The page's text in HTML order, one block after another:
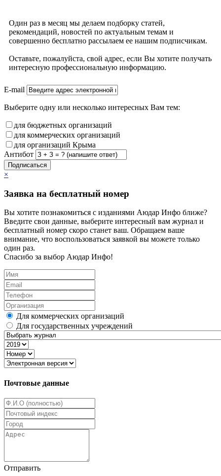
Один раз в месяц мы делаем подборку статей,
рекомендаций, новостей по актуальным темам и
совершенно бесплатно рассылаем ее нашим подписчикам.
Оставьте, пожалуйста, свой адрес, если Вы хотите получать
интересную профессиональную информацию.
E-mail
Выберите одну или несколько интересных Вам тем:
для бюджетных организаций
для коммерческих организаций
для организаций Крыма
Антибот
Подписаться
×
Заявка на бесплатный номер
Вы хотите познакомиться с изданиями Аюдар Инфо ближе?
Введите свои данные, выберите интересный вам журнал и
бесплатный номер скоро станет ваш. Обращаем ваше
внимание, что воспользоваться заявкой вы можете только
один раз.
Спасибо за выбор Аюдар Инфо!
Для коммерческих организаций
Для государственных учреждений
Почтовые данные
Отправить